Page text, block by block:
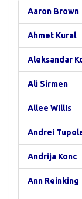
Aaron Brown
Ahmet Kural
Aleksandar
Ali Sirmen
Allee Willis
Andrei
Andrija Konc
Ann Reinking